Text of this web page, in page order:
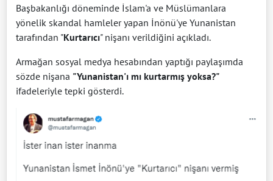
Başbakanlığı döneminde İslam'a ve Müslümanlara
yönelik skandal hamleler yapan İnönü'ye Yunanistan
tarafından "Kurtarıcı" nişanı verildiğini açıkladı.
Armağan sosyal medya hesabından yaptığı paylaşımda
sözde nişana "Yunanistan'ı mı kurtarmış yoksa?"
ifadeleriyle tepki gösterdi.